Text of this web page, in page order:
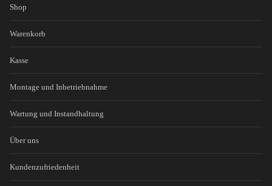
Shop
Warenkorb
Kasse
Montage und Inbetriebnahme
Wartung und Instandhaltung
Über uns
Kundenzufriedenheit